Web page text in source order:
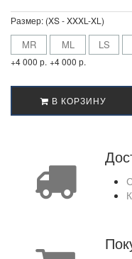
Размер: (XS - XXXL-XL)
MR
+4 000 р.
ML
+4 000 р.
LS
В КОРЗИНУ